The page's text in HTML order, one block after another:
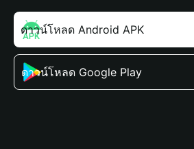
ดาวน์โหลด Android APK
ดาวน์โหลด Google Play